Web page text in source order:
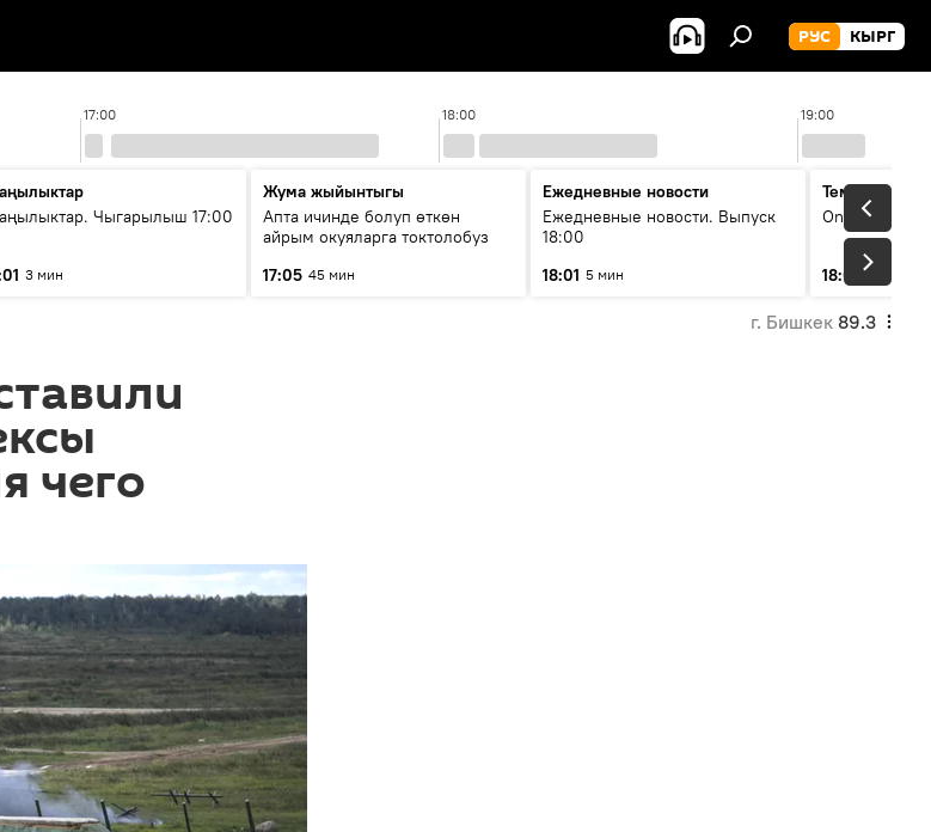
РУС КЫРГ
17:00 18:00 19:00
Чыгарылыш 17:00
3 мин
Жума жыйынтыгы
Апта ичинде болуп өткөн
айрым окуяларга токтолобуз
17:05 45 мин
Ежедневные новости
Ежедневные новости. Выпуск
18:00
18:01 5 мин
Тема дня
On air
18:07
г. Бишкек 89.3
чего